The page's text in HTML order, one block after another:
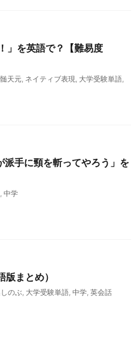
」を英語で？【難易度
天元, ネイティブ表現, 大学受験単語,
手に頸を斬ってやろう」を
, 中学
まとめ）
のぶ, 大学受験単語, 中学, 英会話